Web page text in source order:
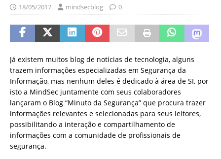
18/05/2017 mindsecblog 0
Já existem muitos blog de notícias de tecnologia, alguns
trazem informações especializadas em Segurança da
Informação, mas nenhum deles é dedicado à área de SI, por
isto a MindSec juntamente com seus colaboradores
lançaram o Blog “Minuto da Segurança” que procura trazer
informações relevantes e selecionadas para seus leitores,
possibilitando a interação e compartilhamento de
informações com a comunidade de profissionais de
segurança.